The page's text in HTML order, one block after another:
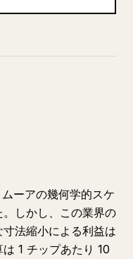
ーアの幾何学的スケ
しかし、この業界の
法縮小による利益は
1 チップあたり 10